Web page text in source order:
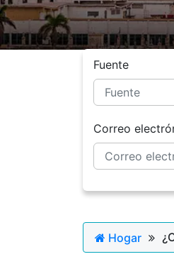
Fuente
Correo
Hogar